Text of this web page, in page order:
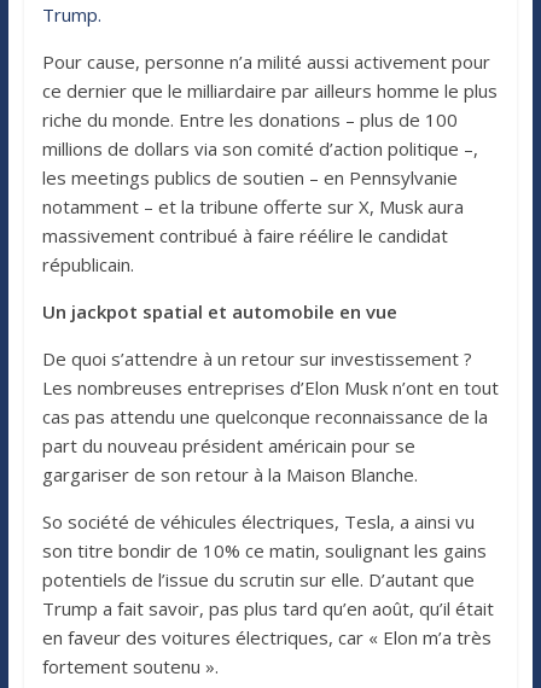
Trump.
Pour cause, personne n’a milité aussi activement pour
ce dernier que le milliardaire par ailleurs homme le plus
riche du monde. Entre les donations – plus de 100
millions de dollars via son comité d’action politique –,
les meetings publics de soutien – en Pennsylvanie
notamment – et la tribune offerte sur X, Musk aura
massivement contribué à faire réélire le candidat
républicain.
Un jackpot spatial et automobile en vue
De quoi s’attendre à un retour sur investissement ?
Les nombreuses entreprises d’Elon Musk n’ont en tout
cas pas attendu une quelconque reconnaissance de la
part du nouveau président américain pour se
gargariser de son retour à la Maison Blanche.
So société de véhicules électriques, Tesla, a ainsi vu
son titre bondir de 10% ce matin, soulignant les gains
potentiels de l’issue du scrutin sur elle. D’autant que
Trump a fait savoir, pas plus tard qu’en août, qu’il était
en faveur des voitures électriques, car « Elon m’a très
fortement soutenu ».